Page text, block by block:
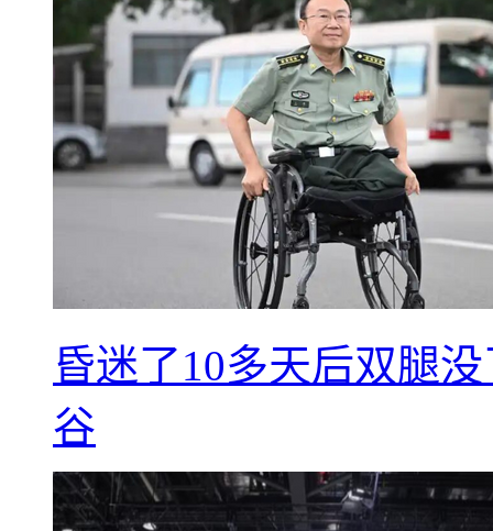
昏迷了10多天后双腿
谷